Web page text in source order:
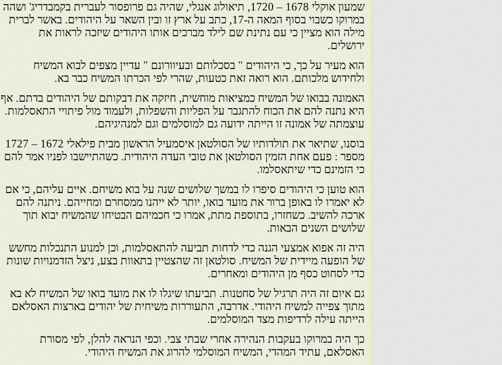
שמעון אוקלי 1678 – 1720, תיאולוג אנגלי, שהיה גם פרופסור לעברית בקמבדריג' ושהה
במרוקו כשבוי בסוף המאה ה-17, כתב על ארץ זו ובין השאר על היהודים. באשר לברית
מילה הוא מציין כי עם נתינת שם לילד מברכים אותו היהודים שיזכה לראות את
ירושלים.
הוא מעיר על כך, כי היהודים " בסכלותם ובעיוורונם " עדיין מצפים לבוא המשיח
ולחידוש מלכותם. הוא רואה זאת כטעות, שהרי לפי הכרתו המשיח כבר בא.
האמונה בבואו של המשיח כמציאות מוחשית, חיזקה את דבקותם של היהודים בדתם. אף
היא נתנה להם את הכוח להתגבר על הפליות והשפלות, ולעמוד מול פיתויי התאסלמות.
עוצמתה של אמונה זו הייתה ידועה גם למוסלמים וגם למנהיגיהם.
בוסנו, שתיאר את תולדותיו של הסולטאן איסמעיל הראשון מבית פילאלי 1672 – 1727
מספר : פעם אחת הזמין הסולטאן את טובי העדה היהודית. כשהתיישבו לפניו אמר להם
כי הזמינם כדי שיתאסלמו.
הוא טוען כי היהודים סיפרו לו במשך שלושים שנה על בוא משיחם. איים עליהם, כי אם
לא יאמרו לו באופן ברור את מועד בואו, יותר לא ייהנו ממסחרם ומחייהם. ניתנה להם
ארכה להשיב. כשחזרו, בתוספת מתת, אמרו כי חכמיהם הבטיחו שהמשיח יבוא תוך
שלושים השנים הבאות.
היה זה אפוא אמצעי הגנה כדי לדחות תביעה להתאסלמות, וכן למנוע התנכלות מחשש
של הופעה מיידית של המשיח. סולטאן זה שהצטיין בתאוות בצע, ניצל הזדמנויות שונות
כדי לסחוט כסף מן היהודים ומאחרים.
גם איום זה היה תרגיל של סחטנות. תביעתו שיגלו לו את מועד בואו של המשיח לא בא
מתוך צפייה למשיח היהודי. אדרבה, התעוררות משיחית של יהודים בארצות האסלאם
הייתה עילה לרדיפות מצד המוסלמים.
כך היה במרוקו בעקבות הנהירה אחרי שבתי צבי. וכפי הנראה להלן, לפי מסורת
האסלאם, עתיד המהדי, המשיח המוסלמי להרוג את המשיח היהודי.